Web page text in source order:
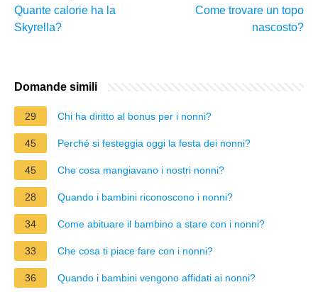
Quante calorie ha la
Skyrella?
Come trovare un topo
nascosto?
Domande simili
29 Chi ha diritto al bonus per i nonni?
45 Perché si festeggia oggi la festa dei nonni?
45 Che cosa mangiavano i nostri nonni?
28 Quando i bambini riconoscono i nonni?
34 Come abituare il bambino a stare con i nonni?
33 Che cosa ti piace fare con i nonni?
36 Quando i bambini vengono affidati ai nonni?